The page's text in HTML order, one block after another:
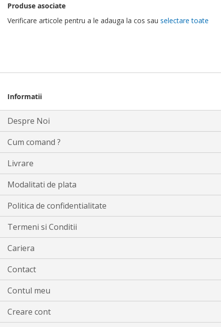
Produse asociate
Verificare articole pentru a le adauga la cos sau selectare toate
Informatii
Despre Noi
Cum comand ?
Livrare
Modalitati de plata
Politica de confidentialitate
Termeni si Conditii
Cariera
Contact
Contul meu
Creare cont